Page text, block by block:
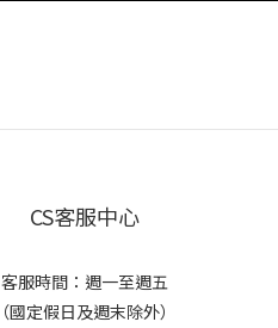
CS客服中心
客服時間：週一至週五
（國定假日及週末除外）